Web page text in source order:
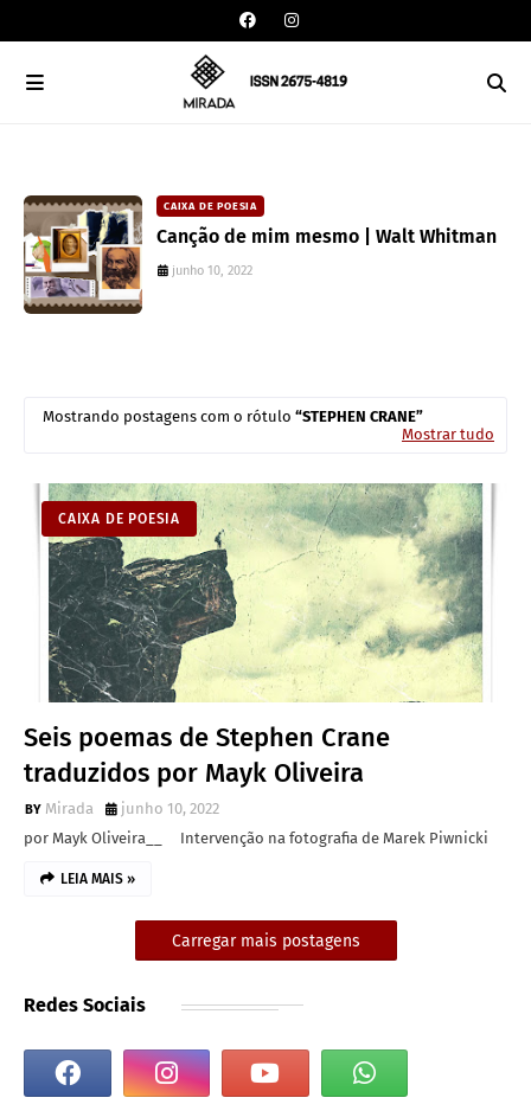
CAIXA DE POESIA
Canção de mim mesmo | Walt Whitman
junho 10, 2022
Mostrando postagens com o rótulo
STEPHEN CRANE
Mostrar tudo
CAIXA DE POESIA
Seis poemas de Stephen Crane
traduzidos por Mayk Oliveira
Mirada
junho 10, 2022
por Mayk Oliveira__ Intervenção na fotografia de Marek Piwnicki
LEIA MAIS »
Carregar mais postagens
Redes Sociais